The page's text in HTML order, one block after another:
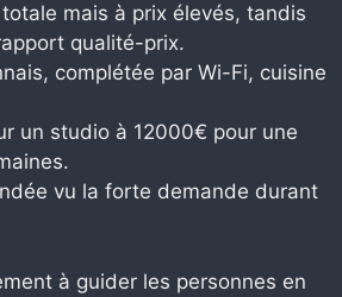
mais à prix élevés, tandis
qualité-prix.
complétée par Wi-Fi, cuisine
un studio à 12000€ pour une
vu la forte demande durant
à guider les personnes en